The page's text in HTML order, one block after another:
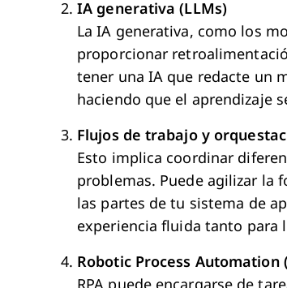
IA generativa (LLMs)
La IA generativa, como los
proporcionar
tener una IA que redacte un
haciendo que el aprendizaje
Flujos de trabajo y
Esto implica coordinar
problemas. Puede agilizar la
las partes de tu sistema de
experiencia fluida tanto para
Robotic Process Automation
RPA puede encargarse de